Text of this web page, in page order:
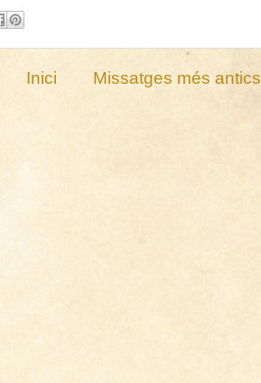
Missatges més antics
Inici